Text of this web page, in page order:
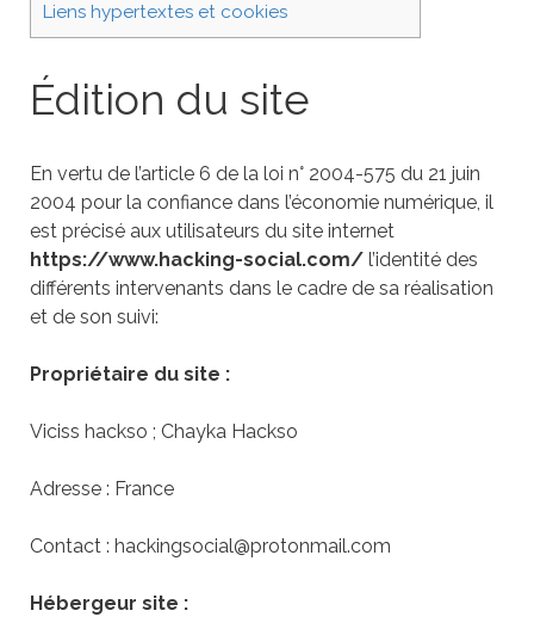
Liens hypertextes et cookies
Édition du site
En vertu de l’article 6 de la loi n° 2004-575 du 21 juin
2004 pour la confiance dans l’économie numérique, il
est précisé aux utilisateurs du site internet
https://www.hacking-social.com/l’identité des
différents intervenants dans le cadre de sa réalisation
et de son suivi:
Propriétaire du site :
Viciss hackso ; Chayka Hackso
Adresse : France
Contact : hackingsocial@protonmail.com
Hébergeur site :